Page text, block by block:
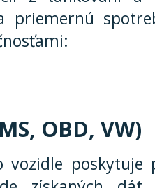
priemernú
OBD, VW)
vozidle poskytuje